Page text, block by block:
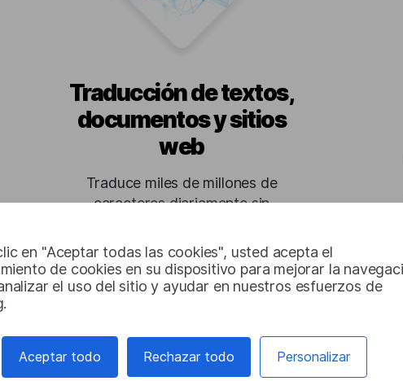
en "Aceptar todas las cookies", usted acepta el
de cookies en su dispositivo para mejorar la
el uso del sitio y ayudar en nuestros esfuerzos de
Aceptar todo Rechazar todo Personalizar
Traducción de textos,
documentos y sitios
web
Traduce miles de millones de
caracteres diariamente sin